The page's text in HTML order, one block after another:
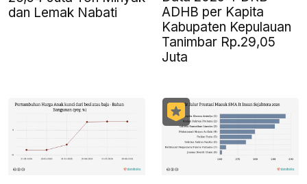
dan Lemak Nabati
ADHB per Kapita
Kabupaten Kepulauan
Tanimbar Rp.29,05
Juta